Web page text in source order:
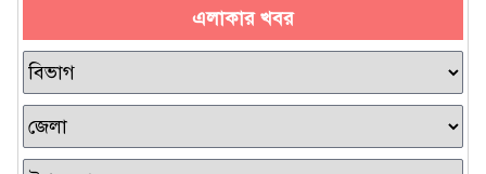
এলাকার খবর